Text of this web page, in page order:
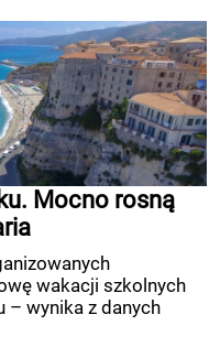
Mocno rosną
wakacji szkolnych
– wynika z danych